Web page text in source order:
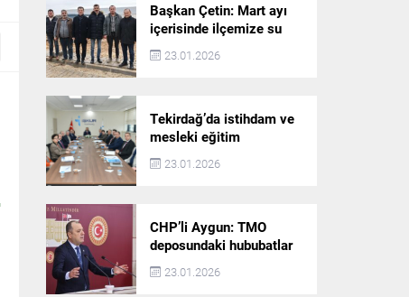
Başkan Çetin: Mart ayı
içerisinde ilçemize su
akışı başlatılacak
23.01.2026
Tekirdağ’da istihdam ve
mesleki eğitim
politikaları değerlendirildi
23.01.2026
CHP’li Aygun: TMO
deposundaki hububatlar
çalındı!
23.01.2026